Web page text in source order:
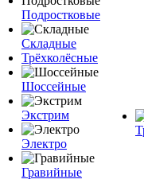
Подростковые
Складные
Трёхколёсные
Шоссейные
Экстрим
Электро
Гравийные